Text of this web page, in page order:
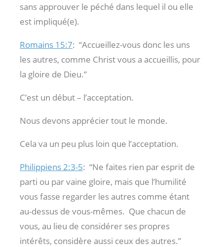
sans approuver le péché dans lequel il ou elle
est impliqué(e).
Romains 15:7: “Accueillez-vous donc les uns
les autres, comme Christ vous a accueillis, pour
la gloire de Dieu.”
C’est un début – l’acceptation.
Nous devons apprécier tout le monde.
Cela va un peu plus loin que l’acceptation.
Philippiens 2:3-5: “Ne faites rien par esprit de
parti ou par vaine gloire, mais que l’humilité
vous fasse regarder les autres comme étant
au-dessus de vous-mêmes. Que chacun de
vous, au lieu de considérer ses propres
intérêts, considère aussi ceux des autres.”